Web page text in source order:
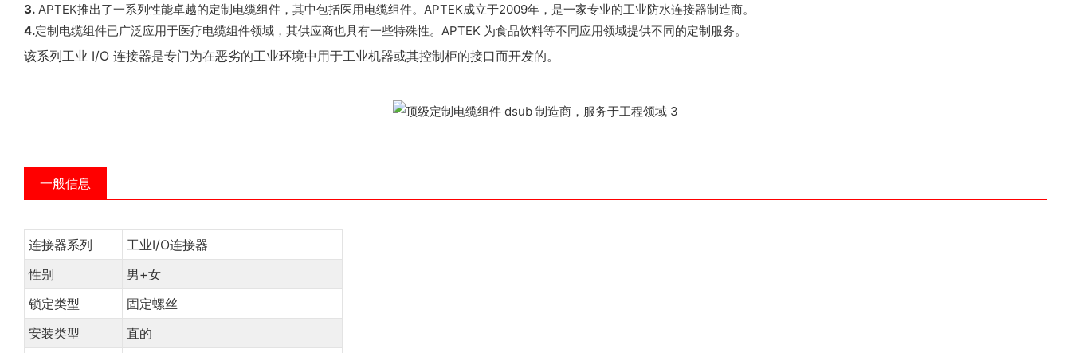
3. APTEK推出了一系列性能卓越的定制电缆组件，其中包括医用电缆组件。APTEK成立于2009年，是一家专业的工业防水连接器制造商。
4.定制电缆组件已广泛应用于医疗电缆组件领域，其供应商也具有一些特殊性。APTEK 为食品饮料等不同应用领域提供不同的定制服务。
该系列工业 I/O 连接器是专门为在恶劣的工业环境中用于工业机器或其控制柜的接口而开发的。
一般信息
连接器系列
工业I/O连接器
性别
男+女
锁定类型
固定螺丝
安装类型
直的